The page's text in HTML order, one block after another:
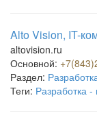
Alto Vision, IT-
altovision.ru
Основной:
Раздел:
Теги: Разработка